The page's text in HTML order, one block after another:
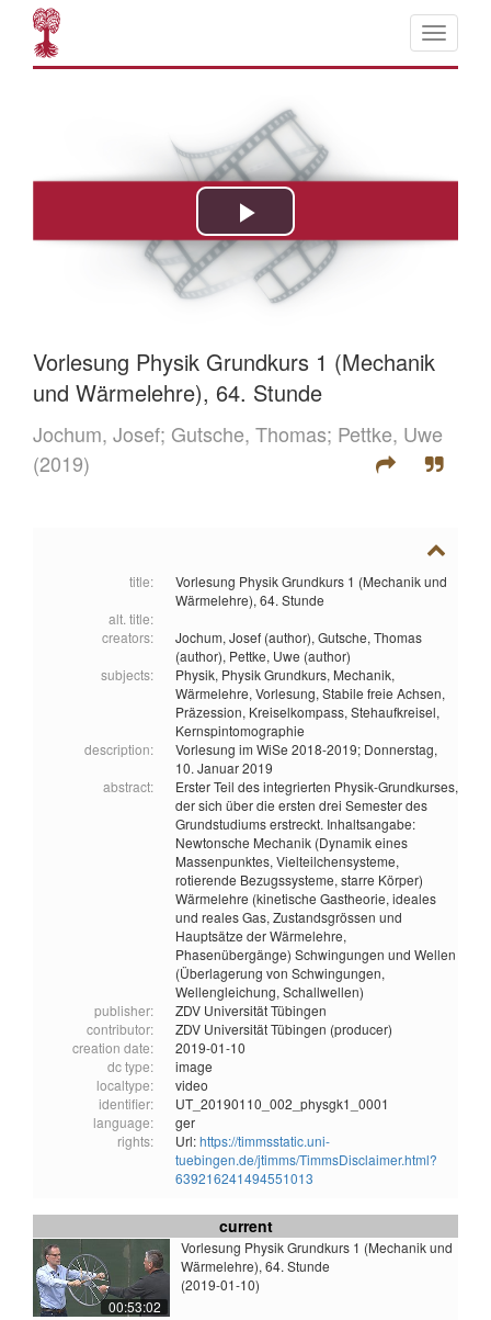
Vorlesung Physik Grundkurs 1 (Mechanik
und Wärmelehre), 64. Stunde
Jochum, Josef; Gutsche, Thomas; Pettke, Uwe
(2019)
title:
Vorlesung Physik Grundkurs 1 (Mechanik und
Wärmelehre), 64. Stunde
alt. title:
creators:
Jochum, Josef (author), Gutsche, Thomas
(author), Pettke, Uwe (author)
subjects:
Physik, Physik Grundkurs, Mechanik,
Wärmelehre, Vorlesung, Stabile freie Achsen,
Präzession, Kreiselkompass, Stehaufkreisel,
Kernspintomographie
description:
Vorlesung im WiSe 2018-2019; Donnerstag,
10. Januar 2019
abstract:
Erster Teil des integrierten Physik-Grundkurses,
der sich über die ersten drei Semester des
Grundstudiums erstreckt. Inhaltsangabe:
Newtonsche Mechanik (Dynamik eines
Massenpunktes, Vielteilchensysteme,
rotierende Bezugssysteme, starre Körper)
Wärmelehre (kinetische Gastheorie, ideales
und reales Gas, Zustandsgrössen und
Hauptsätze der Wärmelehre,
Phasenübergänge) Schwingungen und Wellen
(Überlagerung von Schwingungen,
Wellengleichung, Schallwellen)
publisher:
ZDV Universität Tübingen
contributor:
ZDV Universität Tübingen (producer)
creation date:
2019-01-10
dc type:
image
localtype:
video
identifier:
UT_20190110_002_physgk1_0001
language:
ger
rights:
Url:https://timmsstatic.uni-
tuebingen.de/jtimms/TimmsDisclaimer.html?
639216241494551013
current
00:53:02
Vorlesung Physik Grundkurs 1 (Mechanik und
Wärmelehre), 64. Stunde
(2019-01-10)